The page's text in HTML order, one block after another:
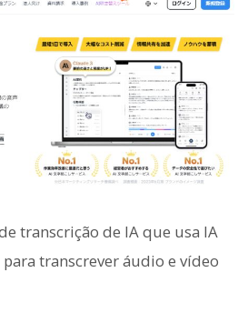
transcrição de IA que usa IA
transcrever áudio e vídeo